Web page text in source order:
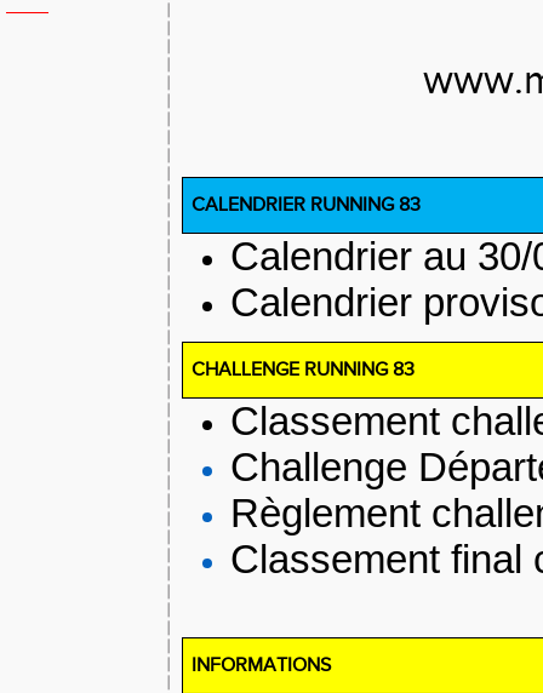
CALENDRIER RUNNING 83
Calendrier au
Calendrier
CHALLENGE RUNNING 83
Classement
Challenge
Règlement
Classement final
INFORMATIONS